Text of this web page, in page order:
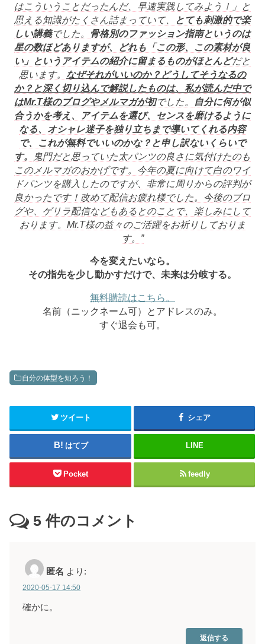
はこういうことだったんだ、早速実践してみよう！」
と
思える知識がたくさん詰まっていて、
とても刺激的で楽
しい講義でした。
骨格別のファッション指南というのは
星の数ほどありますが、
どれも「この形、この素材が良
い」 というアイテムの紹介に留まるものがほとんどだと
思います。 なぜそれがいいのか？どうしてそうなるの
か？ と深く切り込んで解説したものは、私が読んだ中で
はMr.T様のブログやメルマガが初でした。
自分に何が似
合うかを考え、アイテムを選び、
センスを磨けるように
なる、 オシャレ迷子を独り立ちまで導いてくれる内容
で、これが無料でいいのかな？と申し訳ないくらいで
す。
鬼門だと思っていた太パンツの良さに気付けたのも
このメルマガのおかげです。 今年の夏に向けて白のワイ
ドパンツを購入したのですが、 非常に周りからの評判が
良かったです！ 改めて配信お疲れ様でした。今後のブロ
グや、 ゲリラ配信などもあるとのことで、楽しみにして
おります。 Mr.T様の益々のご活躍をお祈りしておりま
す。”
今を変えたいなら。
その指先を少し動かすだけで、未来は分岐する。
無料購読はこちら。
名前（ニックネーム可）とアドレスのみ。
すぐ退会も可。
自分の体型を知ろう！
ツイート シェア
はてブ LINE
Pocket feedly
5 件のコメント
匿名 より:
2020-05-17 14:50
確かに。
返信する